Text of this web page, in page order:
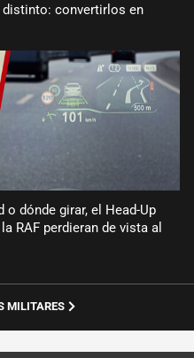
distinto: convertirlos en
dónde girar, el Head-Up
RAF perdieran de vista al
MILITARES